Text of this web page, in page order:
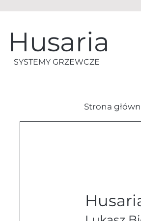
Husaria
SYSTEMY GRZEWCZE
Strona